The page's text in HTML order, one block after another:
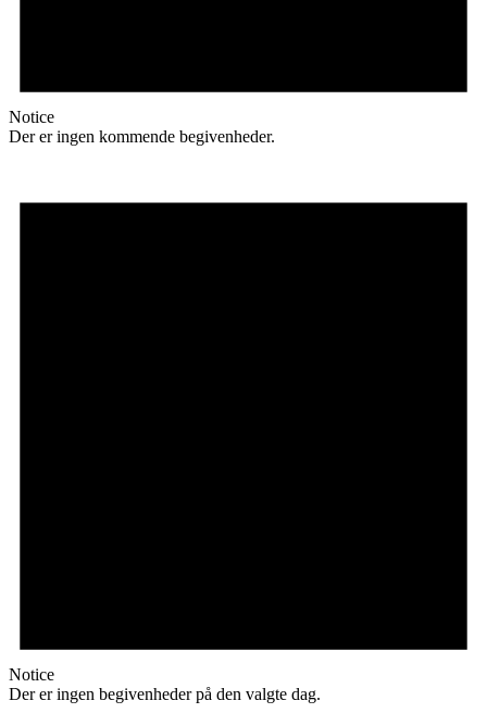
Notice
Der er ingen kommende begivenheder.
Notice
Der er ingen begivenheder på den valgte dag.